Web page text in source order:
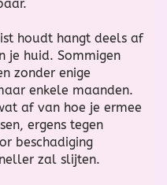
houdt hangt deels af
je huid. Sommigen
zonder enige
enkele maanden.
af van hoe je ermee
ergens tegen
beschadiging
zal slijten.